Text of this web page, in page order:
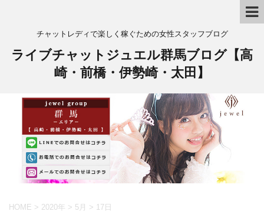
チャットレディで楽しく稼ぐための女性スタッフブログ
ライブチャットジュエル群馬ブログ【高
崎・前橋・伊勢崎・太田】
HOME > 2020年 > 5月 > 17日